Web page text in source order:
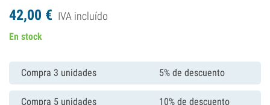
42,00 € IVA incluído
En stock
Compra 3 unidades 5% de descuento
Compra 5 unidades 10% de descuento